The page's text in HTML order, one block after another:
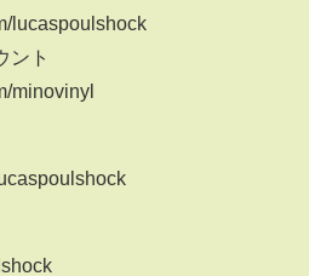
lucaspoulshock
ント
minovinyl